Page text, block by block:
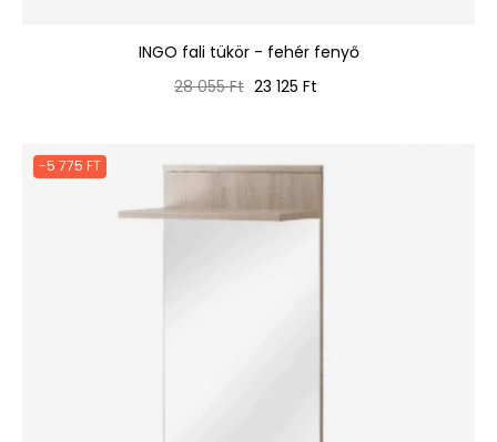
INGO fali tükör - fehér fenyő
Normál
28 055 Ft Ár
23 125 Ft
-5 775 FT